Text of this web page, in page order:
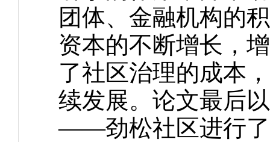
团体、金融机构的
资本的不断增长，
了社区治理的成本
续发展。论文最后
——劲松社区进行了